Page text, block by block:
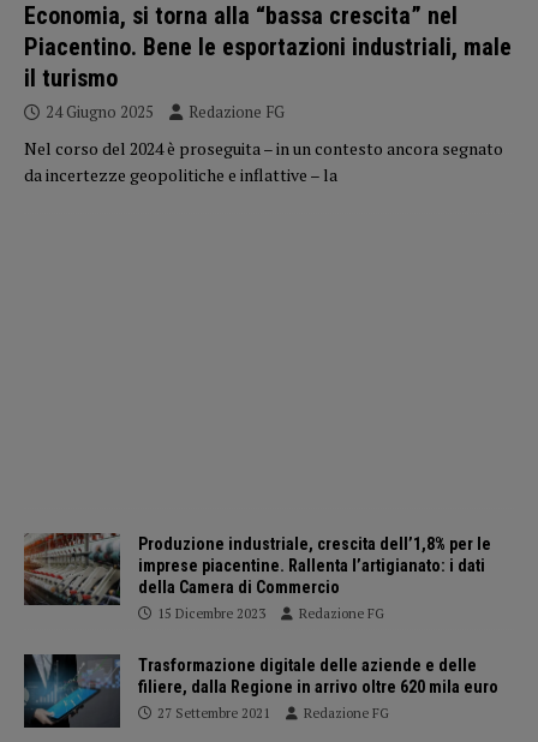
Economia, si torna alla “bassa crescita” nel
Piacentino. Bene le esportazioni industriali, male
il turismo
24 Giugno 2025 Redazione FG
Nel corso del 2024 è proseguita – in un contesto ancora segnato
da incertezze geopolitiche e inflattive – la
Produzione industriale, crescita dell’1,8% per le
imprese piacentine. Rallenta l’artigianato: i dati
della Camera di Commercio
15 Dicembre 2023 Redazione FG
Trasformazione digitale delle aziende e delle
filiere, dalla Regione in arrivo oltre 620 mila euro
27 Settembre 2021 Redazione FG